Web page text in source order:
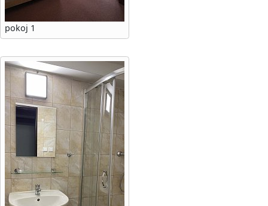
pokoj 1